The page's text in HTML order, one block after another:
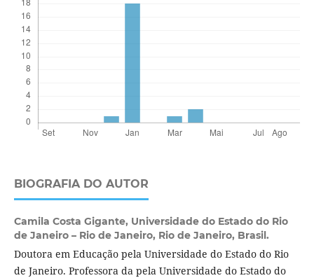
BIOGRAFIA DO AUTOR
Camila Costa Gigante, Universidade do Estado do Rio
de Janeiro – Rio de Janeiro, Rio de Janeiro, Brasil.
Doutora em Educação pela Universidade do Estado do Rio
de Janeiro. Professora da pela Universidade do Estado do